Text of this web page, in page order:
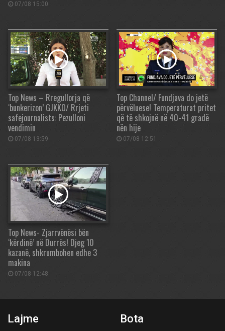
07/08 15:00
Top News – Rregullorja që
‘bunkerizon’ GJKKO/ Rrjeti
safejournalists: Pezulloni
vendimin
07/08 13:59
Top Channel/ Fundjava do jetë
përvëluese! Temperaturat pritet
që të shkojnë në 40-41 gradë
nën hije
07/08 12:51
Top News- Zjarrvënësi bën
‘kërdinë’ në Durrës! Djeg 10
kazanë, shkrumbohen edhe 3
makina
07/08 12:48
Lajme Bota